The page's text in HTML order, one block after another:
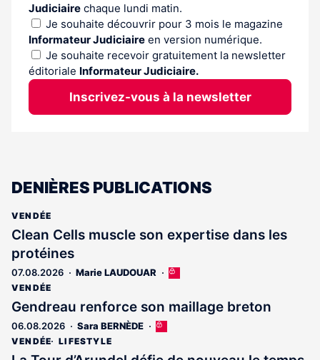
Judiciaire chaque lundi matin.
Je souhaite découvrir pour 3 mois le magazine
Informateur Judiciaire en version numérique.
Je souhaite recevoir gratuitement la newsletter
éditoriale Informateur Judiciaire.
Inscrivez-vous à la newsletter
DENIÈRES PUBLICATIONS
VENDÉE
Clean Cells muscle son expertise dans les
protéines
07.08.2026 Marie LAUDOUAR
Cet
réservé
VENDÉE
Gendreau renforce son maillage breton
06.08.2026 Sara BERNÈDE
Cet
VENDÉE LIFESTYLE